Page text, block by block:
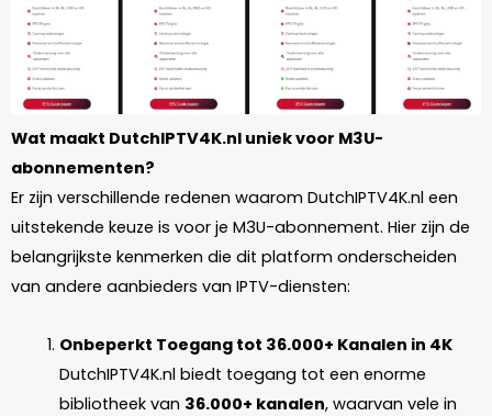
Wat maakt DutchIPTV4K.nl uniek voor M3U-
abonnementen?
Er zijn verschillende redenen waarom DutchIPTV4K.nl een
uitstekende keuze is voor je M3U-abonnement. Hier zijn de
belangrijkste kenmerken die dit platform onderscheiden
van andere aanbieders van IPTV-diensten:
Onbeperkt Toegang tot 36.000+ Kanalen in 4K
DutchIPTV4K.nl biedt toegang tot een enorme
bibliotheek van 36.000+ kanalen, waarvan vele in